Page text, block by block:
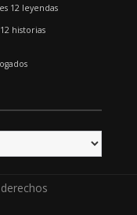
12 leyendas
historias